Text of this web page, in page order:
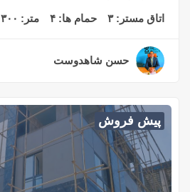
اتاق مستر:۳ حمام ها: ۴ متر: ۳۰۰
حسن شاهدوست
پیش فروش